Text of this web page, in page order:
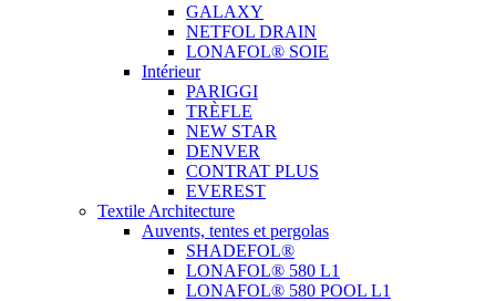
GALAXY
NETFOL DRAIN
LONAFOL® SOIE
Intérieur
PARIGGI
TRÈFLE
NEW STAR
DENVER
CONTRAT PLUS
EVEREST
Textile Architecture
Auvents, tentes et pergolas
SHADEFOL®
LONAFOL® 580 L1
LONAFOL® 580 POOL L1